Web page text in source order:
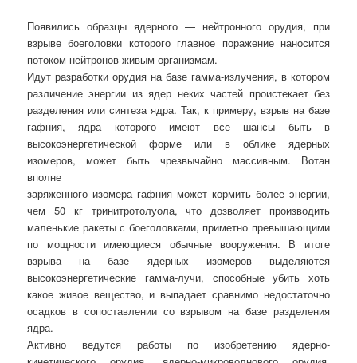
Появились образцы ядерного — нейтронного орудия, при
взрыве боеголовки которого главное поражение наносится
потоком нейтронов живым организмам.
Идут разработки орудия на базе гамма-излучения, в котором
различение энергии из ядер неких частей проистекает без
разделения или синтеза ядра. Так, к примеру, взрыв на базе
гафния, ядра которого имеют все шансы быть в
высокоэнергетической форме или в облике ядерных
изомеров, может быть чрезвычайно массивным. Вотан
вполне
заряженного изомера гафния может кормить более энергии,
чем 50 кг тринитротолуола, что дозволяет производить
маленькие ракеты с боеголовками, приметно превышающими
по мощности имеющиеся обычные вооружения. В итоге
взрыва на базе ядерных изомеров выделяются
высокоэнергетические гамма-лучи, способные убить хоть
какое живое вещество, и выпадает сравнимо недостаточно
осадков в сопоставлении со взрывом на базе разделения
ядра.
Активно ведутся работы по изобретению ядерно-